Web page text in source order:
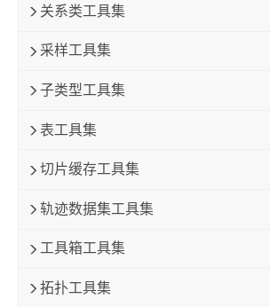
关系类工具集
采样工具集
子类型工具集
表工具集
切片缓存工具集
轨迹数据集工具集
工具箱工具集
拓扑工具集